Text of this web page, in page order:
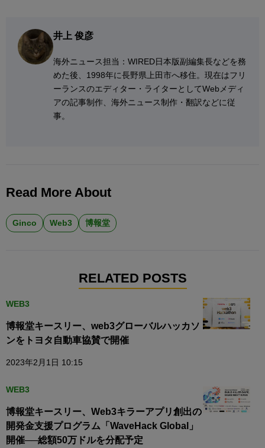
井上 俊彦
海外ニュース担当：WIRED日本版副編集長などを務
めた後、1998年に長野県上田市へ移住。現在はフリ
ーランスのエディター・ライターとしてWebメディ
アの記事制作、海外ニュース制作・翻訳などに従
事。
Read More About
Ginco Web3 博報堂
RELATED POSTS
WEB3
博報堂キースリー、web3グローバルハッカソ
ンをトヨタ自動車協賛で開催
2023年2月1日 10:15
WEB3
博報堂キースリー、Web3キラーアプリ創出の
開発金支援プログラム「WaveHack Global」
開催──総額50万ドルを分配予定